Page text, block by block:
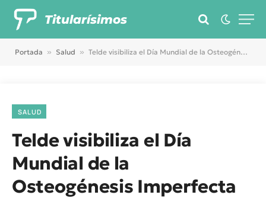
Titularísimos
Portada » Salud » Telde visibiliza el Día Mundial de la Osteogénesis Imperfecta
SALUD
Telde visibiliza el Día
Mundial de la
Osteogénesis Imperfecta